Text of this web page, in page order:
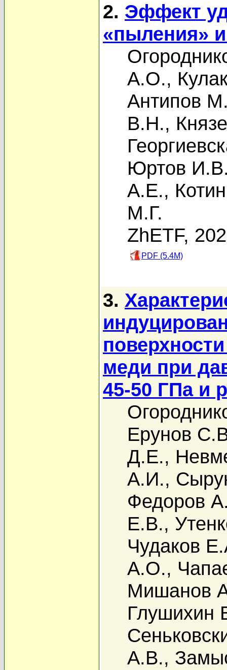
2. Эффект
«пыления»
А.О.,
Антипов
В.Н.,
Юртов
А.Е.,
М.Г.
ZhETF,
PDF (5.4M)
3.
меди при
45-50 ГПа и
Ерунов
Д.Е.,
А.И.,
Федоров
Е.В.,
Чудаков
А.О.,
Мишанов
Глушихин
А.В.,